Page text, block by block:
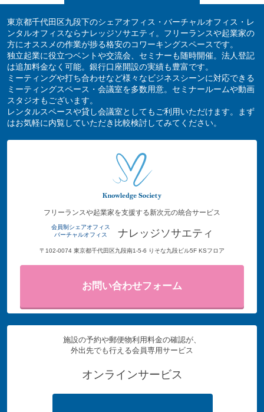
東京都千代田区九段下のシェアオフィス・バーチャルオフィス・レ
ンタルオフィスならナレッジソサエティ。フリーランスや起業家の
方にオススメの作業が捗る格安のコワーキングスペースです。
独立起業に役立つベントや交流会、セミナーも随時開催。法人登記
は追加料金なく可能。銀行口座開設の実績も豊富です。
ミーティングや打ち合わせなど様々なビジネスシーンに対応できる
ミーティングスペース・会議室を多数用意。セミナールームや動画
スタジオもございます。
レンタルスペースや貸し会議室としてもご利用いただけます。まず
はお気軽に内覧していただき比較検討してみてください。
フリーランスや起業家を支援する新次元の統合サービス
会員制シェアオフィス
バーチャルオフィス
ナレッジソサエティ
〒102-0074 東京都千代田区九段南1-5-6 りそな九段ビル5F KSフロア
お問い合わせフォーム
施設の予約や郵便物利用料金の確認が、
外出先でも行える会員専用サービス
オンラインサービス